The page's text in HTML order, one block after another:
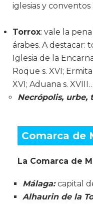
iglesias y conventos
Torrox: vale la
árabes. A destacar:
Iglesia de la
Roque s. XVI;
XVI; Aduana s. XVIII…
Necrópolis, urbe,
Comarca de
La Comarca de
Málaga:capital
Alhaurin de la